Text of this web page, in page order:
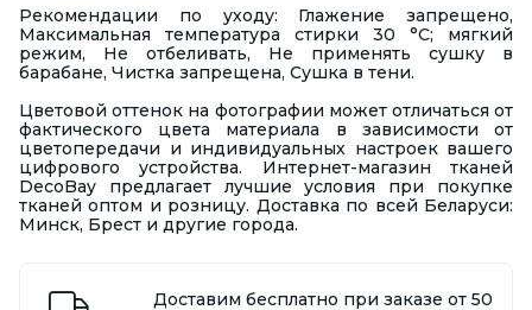
Рекомендации по уходу: Глажение запрещено,
Максимальная температура стирки 30 °С; мягкий
режим, Не отбеливать, Не применять сушку в
барабане, Чистка запрещена, Сушка в тени.
Цветовой оттенок на фотографии может отличаться от
фактического цвета материала в зависимости от
цветопередачи и индивидуальных настроек вашего
цифрового устройства. Интернет-магазин тканей
DecoBay предлагает лучшие условия при покупке
тканей оптом и розницу. Доставка по всей Беларуси:
Минск, Брест и другие города.
Доставим бесплатно при заказе от 50